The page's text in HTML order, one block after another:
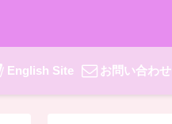
English Site お問い合わせ